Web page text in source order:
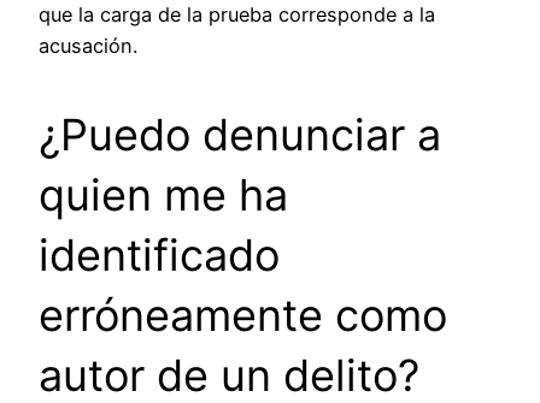
que la carga de la prueba corresponde a la
acusación.
¿Puedo denunciar a
quien me ha
identificado
erróneamente como
autor de un delito?